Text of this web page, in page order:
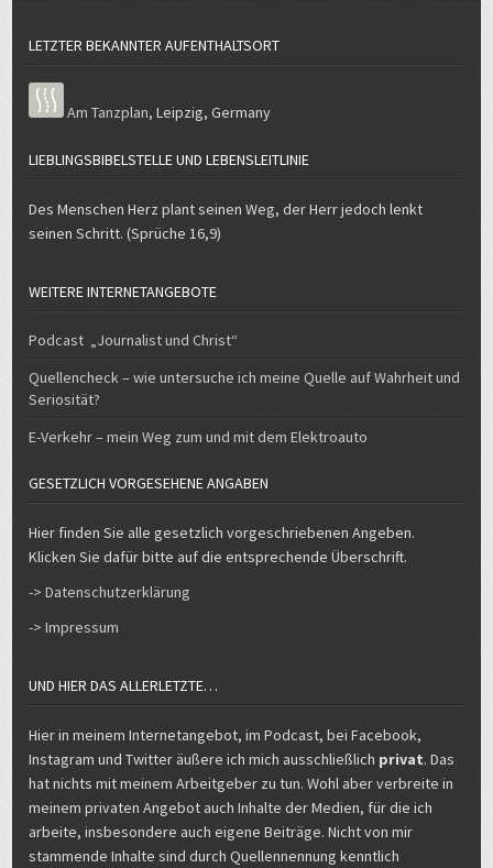
LETZTER BEKANNTER AUFENTHALTSORT
Am Tanzplan,Leipzig,Germany
LIEBLINGSBIBELSTELLE UND LEBENSLEITLINIE
Des Menschen Herz plant seinen Weg, der Herr jedoch lenkt
seinen Schritt. (Sprüche 16,9)
WEITERE INTERNETANGEBOTE
Podcast „Journalist und Christ“
Quellencheck – wie untersuche ich meine Quelle auf Wahrheit und
Seriosität?
E-Verkehr – mein Weg zum und mit dem Elektroauto
GESETZLICH VORGESEHENE ANGABEN
Hier finden Sie alle gesetzlich vorgeschriebenen Angeben.
Klicken Sie dafür bitte auf die entsprechende Überschrift.
-> Datenschutzerklärung
-> Impressum
UND HIER DAS ALLERLETZTE…
Hier in meinem Internetangebot, im Podcast, bei Facebook,
Instagram und Twitter äußere ich mich ausschließlich privat. Das
hat nichts mit meinem Arbeitgeber zu tun. Wohl aber verbreite in
meinem privaten Angebot auch Inhalte der Medien, für die ich
arbeite, insbesondere auch eigene Beiträge. Nicht von mir
stammende Inhalte sind durch Quellennennung kenntlich